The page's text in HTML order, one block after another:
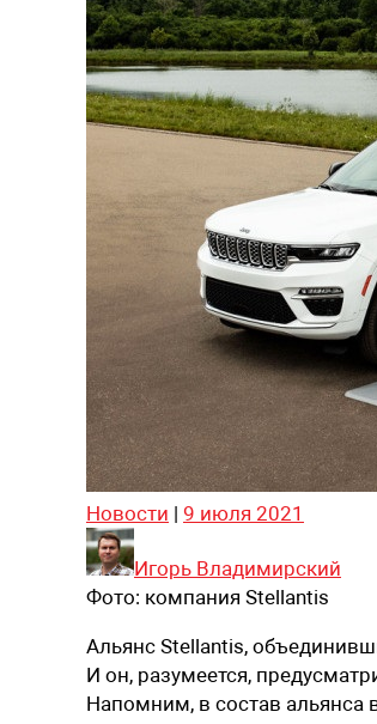
Новости | 9 июля 2021
Игорь Владимирский
Фото: компания Stellantis
Альянс Stellantis,
И он, разумеется,
Напомним, в состав альянса